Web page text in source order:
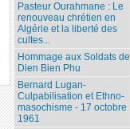
Pasteur Ourahmane : Le
renouveau chrétien en
Algérie et la liberté des
cultes...
Hommage aux Soldats de
Dien Bien Phu
Bernard Lugan-
Culpabilisation et Ethno-
masochisme - 17 octobre
1961